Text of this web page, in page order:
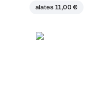
alates 11,00 €